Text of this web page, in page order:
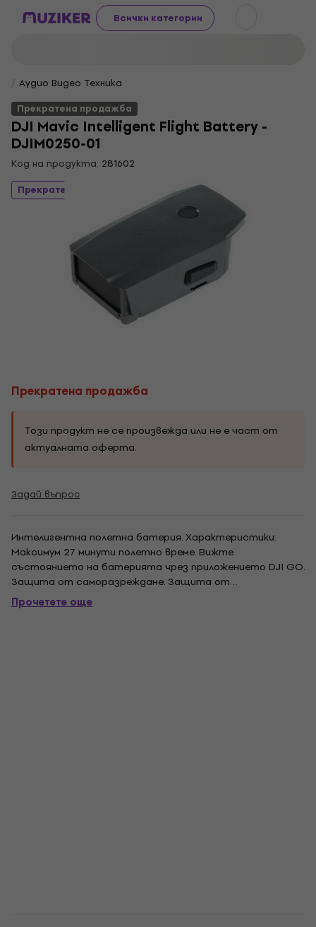
Всички категории
Аудио Видео Техника
Прекратена продажба
DJI Mavic Intelligent Flight Battery -
DJIM0250-01
Код на продукта: 281602
Прекратена продажба
Прекратена продажба
Този продукт не се произвежда или не е част от
актуалната оферта.
Задай въпрос
Интелигентна полетна батерия. Характеристики:
Максимум 27 минути полетно време. Вижте
състоянието на батерията чрез приложението DJI GO.
Защита от саморазреждане. Защита от
претоварване и изпускане. Капацитет: 3830mAh.
Напрежение: 11.4V. Тип батерия: LiPo 3S. Енергия: 43.6Wh.
Прочетете още